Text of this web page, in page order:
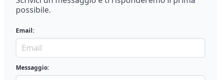
possibile.
Email:
Messaggio: